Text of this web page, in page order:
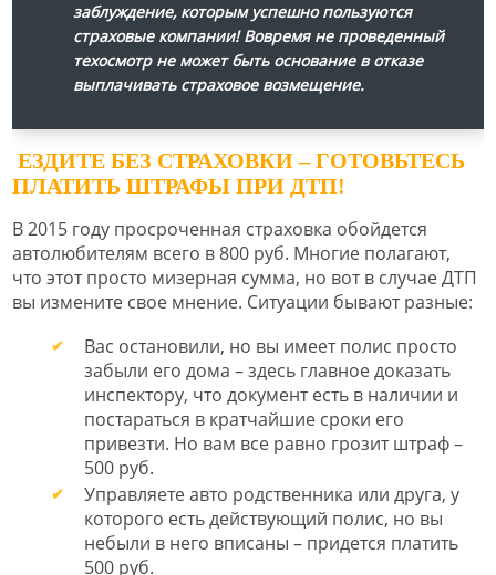
заблуждение, которым успешно пользуются
страховые компании! Вовремя не проведенный
техосмотр не может быть основание в отказе
выплачивать страховое возмещение.
ЕЗДИТЕ БЕЗ СТРАХОВКИ – ГОТОВЬТЕСЬ
ПЛАТИТЬ ШТРАФЫ ПРИ ДТП!
В 2015 году просроченная страховка обойдется
автолюбителям всего в 800 руб. Многие полагают,
что этот просто мизерная сумма, но вот в случае ДТП
вы измените свое мнение. Ситуации бывают разные:
Вас остановили, но вы имеет полис просто
забыли его дома – здесь главное доказать
инспектору, что документ есть в наличии и
постараться в кратчайшие сроки его
привезти. Но вам все равно грозит штраф –
500 руб.
Управляете авто родственника или друга, у
которого есть действующий полис, но вы
небыли в него вписаны – придется платить
500 руб.